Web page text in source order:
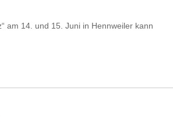
am 14. und 15. Juni in Hennweiler kann